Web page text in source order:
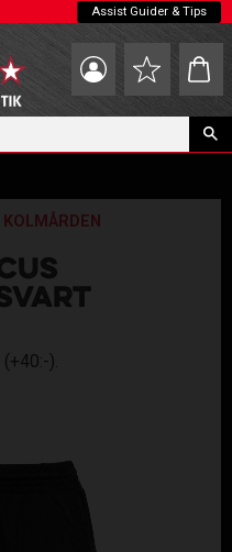
Assist Guider & Tips
Favoriter
KOLMÅRDEN
).